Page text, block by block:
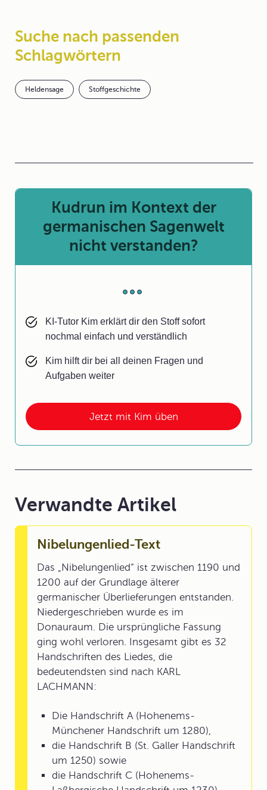
Suche nach passenden
Schlagwörtern
Heldensage Stoffgeschichte
Jetzt mit Kim üben
Kudrun im Kontext der
germanischen Sagenwelt
nicht verstanden?
KI-Tutor Kim erklärt dir den Stoff sofort
nochmal einfach und verständlich
Kim hilft dir bei all deinen Fragen und
Aufgaben weiter
Verwandte Artikel
Nibelungenlied-Text
Das „Nibelungenlied“ ist zwischen 1190 und
1200 auf der Grundlage älterer
germanischer Überlieferungen entstanden.
Niedergeschrieben wurde es im
Donauraum. Die ursprüngliche Fassung
ging wohl verloren. Insgesamt gibt es 32
Handschriften des Liedes, die
bedeutendsten sind nach KARL
LACHMANN:
Die Handschrift A (Hohenems-
Münchener Handschrift um 1280),
die Handschrift B (St. Galler Handschrift
um 1250) sowie
die Handschrift C (Hohenems-